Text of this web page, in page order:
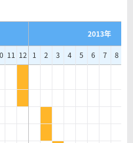
2013年
11 12 1 2 3 4 5 6 7 8